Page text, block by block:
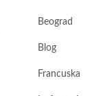
Beograd
Blog
Francuska